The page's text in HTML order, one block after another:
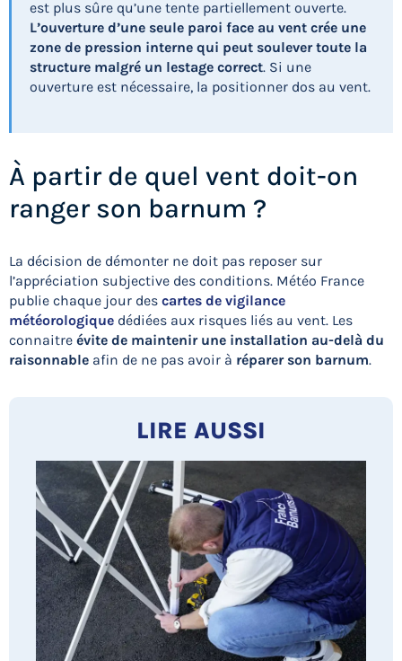
est plus sûre qu’une tente partiellement ouverte.
L’ouverture d’une seule paroi face au vent crée une
zone de pression interne qui peut soulever toute la
structure malgré un lestage correct. Si une
ouverture est nécessaire, la positionner dos au vent.
À partir de quel vent doit-on
ranger son barnum ?
La décision de démonter ne doit pas reposer sur
l’appréciation subjective des conditions. Météo France
publie chaque jour des cartes de vigilance
météorologique dédiées aux risques liés au vent. Les
connaitre évite de maintenir une installation au-delà du
raisonnable afin de ne pas avoir à réparer son barnum.
LIRE AUSSI